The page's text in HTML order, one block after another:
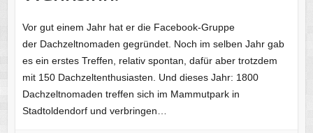
Vor gut einem Jahr hat er die Facebook-Gruppe
der Dachzeltnomaden gegründet. Noch im selben Jahr gab
es ein erstes Treffen, relativ spontan, dafür aber trotzdem
mit 150 Dachzeltenthusiasten. Und dieses Jahr: 1800
Dachzeltnomaden treffen sich im Mammutpark in
Stadtoldendorf und verbringen…